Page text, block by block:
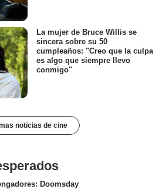
La mujer de Bruce Willis se
sincera sobre su 50
cumpleaños: "Creo que la culpa
es algo que siempre llevo
conmigo"
noticias de cine
Doomsday